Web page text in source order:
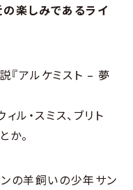
楽しみであるライ
アルケミスト – 夢
ル・スミス、ブリト
か。
の羊飼いの少年サン